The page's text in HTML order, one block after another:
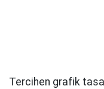
Tercihen grafik